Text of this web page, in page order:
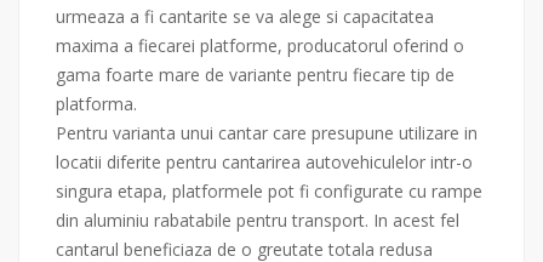
urmeaza a fi cantarite se va alege si capacitatea
maxima a fiecarei platforme, producatorul oferind o
gama foarte mare de variante pentru fiecare tip de
platforma.
Pentru varianta unui cantar care presupune utilizare in
locatii diferite pentru cantarirea autovehiculelor intr-o
singura etapa, platformele pot fi configurate cu rampe
din aluminiu rabatabile pentru transport. In acest fel
cantarul beneficiaza de o greutate totala redusa